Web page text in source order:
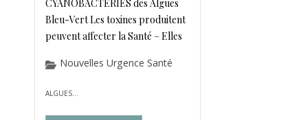
CYANOBACTÉRIES des Algues
Bleu-Vert Les toxines produitent
peuvent affecter la Santé – Elles
Nouvelles Urgence Santé
ALGUES...